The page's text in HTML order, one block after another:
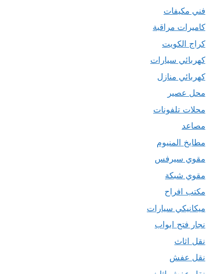
فني مكيفات
كاميرات مراقبة
كراج الكويت
كهربائي سيارات
كهربائي منازل
محل عصير
محلات تلفونات
مصاعد
مطابخ المنيوم
مقوي سيرفس
مقوي شبكة
مكتب افراح
ميكانيكي سيارات
نجار فتح ابواب
نقل اثاث
نقل عفش